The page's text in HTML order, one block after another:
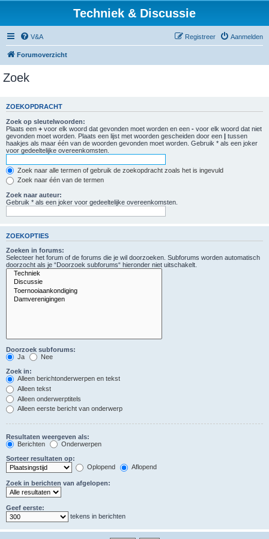
Techniek & Discussie
V&A Aanmelden
Registreer
Forumoverzicht
Zoek
ZOEKOPDRACHT
Zoek op sleutelwoorden:
Plaats een + voor elk woord dat gevonden moet worden en een - voor elk woord dat niet
gevonden moet worden. Plaats een lijst met woorden gescheiden door een | tussen
haakjes als maar één van de woorden gevonden moet worden. Gebruik * als een joker
voor gedeeltelijke overeenkomsten.
Zoek naar alle termen of gebruik de zoekopdracht zoals het is ingevuld
Zoek naar één van de termen
Zoek naar auteur:
Gebruik * als een joker voor gedeeltelijke overeenkomsten.
ZOEKOPTIES
Zoeken in forums:
Selecteer het forum of de forums die je wil doorzoeken. Subforums worden automatisch
doorzocht als je “Doorzoek subforums“ hieronder niet uitschakelt.
Doorzoek subforums:
Ja
Nee
Zoek in:
Alleen berichtonderwerpen en tekst
Alleen tekst
Alleen onderwerptitels
Alleen eerste bericht van onderwerp
Resultaten weergeven als:
Berichten
Onderwerpen
Sorteer resultaten op:
Oplopend
Aflopend
Zoek in berichten van afgelopen:
Geef eerste:
tekens in berichten